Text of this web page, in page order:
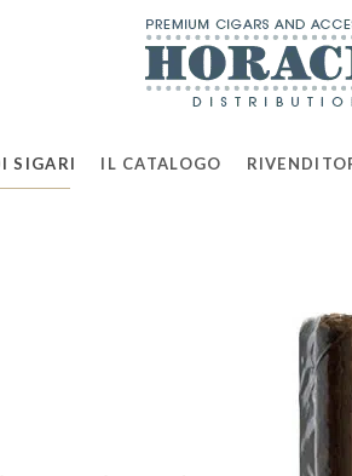
SIGARI IL CATALOGO